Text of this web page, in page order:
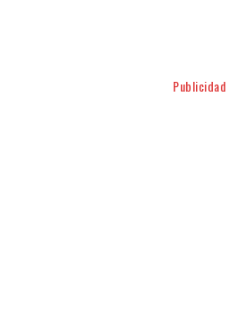
Publicidad